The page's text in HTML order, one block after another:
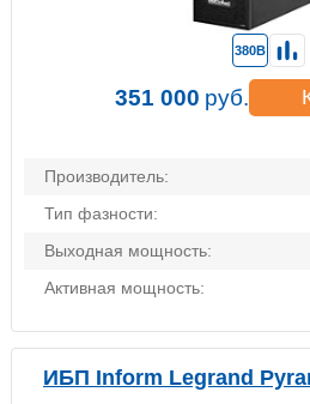
Производитель:
Тип фазности:
Выходная мощность:
Активная мощность:
380В
351 000 руб.
ИБП Inform Legrand